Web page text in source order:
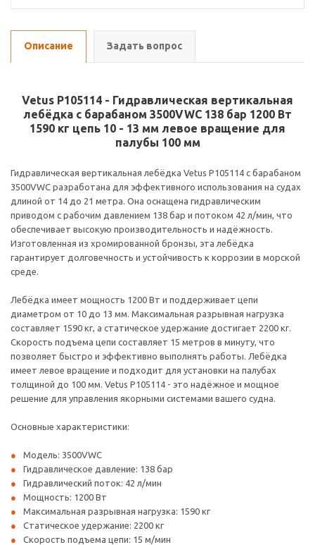
Описание Задать вопрос
Vetus P105114 - Гидравлическая вертикальная
лебёдка с барабаном 3500VWC 138 бар 1200 Вт
1590 кг цепь 10 - 13 мм левое вращение для
палубы 100 мм
Гидравлическая вертикальная лебёдка Vetus P105114 с барабаном
3500VWC разработана для эффективного использования на судах
длиной от 14 до 21 метра. Она оснащена гидравлическим
приводом с рабочим давлением 138 бар и потоком 42 л/мин, что
обеспечивает высокую производительность и надёжность.
Изготовленная из хромированной бронзы, эта лебёдка
гарантирует долговечность и устойчивость к коррозии в морской
среде.
Лебёдка имеет мощность 1200 Вт и поддерживает цепи
диаметром от 10 до 13 мм. Максимальная разрывная нагрузка
составляет 1590 кг, а статическое удержание достигает 2200 кг.
Скорость подъема цепи составляет 15 метров в минуту, что
позволяет быстро и эффективно выполнять работы. Лебёдка
имеет левое вращение и подходит для установки на палубах
толщиной до 100 мм. Vetus P105114 - это надёжное и мощное
решение для управления якорными системами вашего судна.
Основные характеристики:
Модель: 3500VWC
Гидравлическое давление: 138 бар
Гидравлический поток: 42 л/мин
Мощность: 1200 Вт
Максимальная разрывная нагрузка: 1590 кг
Статическое удержание: 2200 кг
Скорость подъема цепи: 15 м/мин